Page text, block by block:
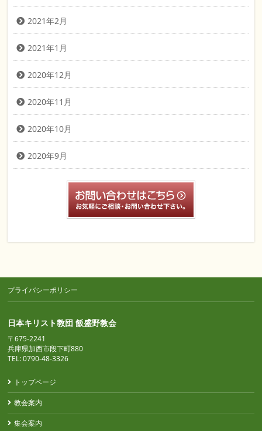
2021年2月
2021年1月
2020年12月
2020年11月
2020年10月
2020年9月
プライバシーポリシー
日本キリスト教団 飯盛野教会
〒675-2241
兵庫県加西市段下町880
TEL: 0790-48-3326
トップページ
教会案内
集会案内